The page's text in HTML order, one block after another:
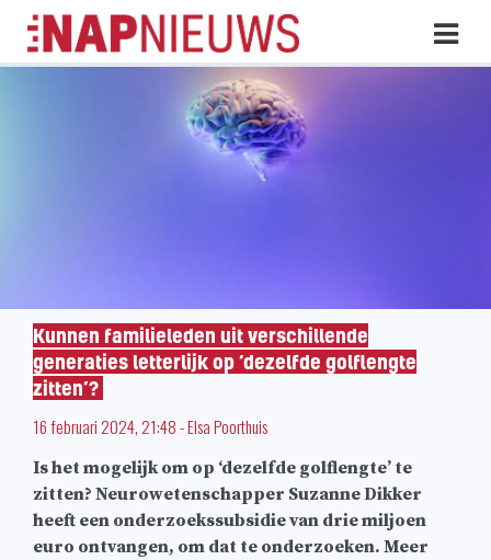
Skip
naar
inhoud
Kunnen familieleden uit verschillende
generaties letterlijk op ‘dezelfde golflengte
zitten’?
16 februari 2024, 21:48-Elsa Poorthuis
Is het mogelijk om op ‘dezelfde golflengte’ te
zitten? Neurowetenschapper Suzanne Dikker
heeft een onderzoekssubsidie van drie miljoen
euro ontvangen, om dat te onderzoeken. Meer